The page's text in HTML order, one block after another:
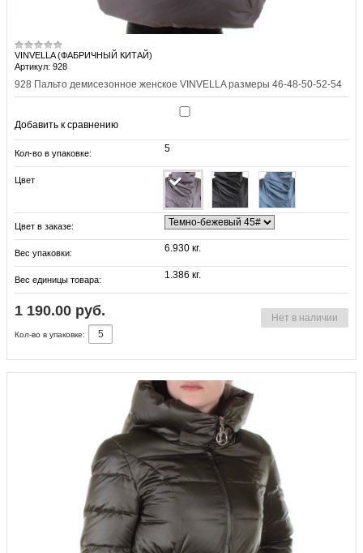
VINVELLA (ФАБРИЧНЫЙ КИТАЙ)
Артикул: 928
928 Пальто демисезонное женское VINVELLA размеры 46-48-50-52-54
Добавить к сравнению
Кол-во в упаковке: 5
Цвет
Цвет в заказе:
Вес упаковки: 6.930 кг.
Вес единицы товара: 1.386 кг.
1 190.00 руб. Нет в наличии
Кол-во в упаковке: